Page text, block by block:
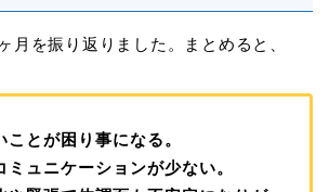
を振り返りました。まとめると、
ことが困り事になる。
ミュニケーションが少ない。